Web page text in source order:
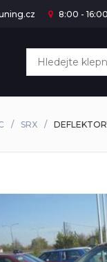
8:00 - 16:00
SRX